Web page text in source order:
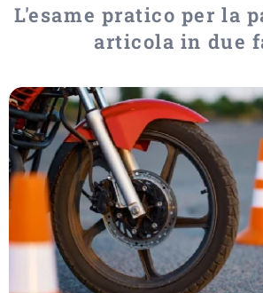
L'esame pratico per la
articola in due